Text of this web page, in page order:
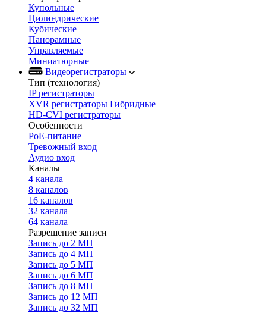
Купольные
Цилиндрические
Кубические
Панорамные
Управляемые
Миниатюрные
Видеорегистраторы
Тип (технология)
IP регистраторы
XVR регистраторы Гибридные
HD-CVI регистраторы
Особенности
PoE-питание
Тревожный вход
Аудио вход
Каналы
4 канала
8 каналов
16 каналов
32 канала
64 канала
Разрешение записи
Запись до 2 МП
Запись до 4 МП
Запись до 5 МП
Запись до 6 МП
Запись до 8 МП
Запись до 12 МП
Запись до 32 МП